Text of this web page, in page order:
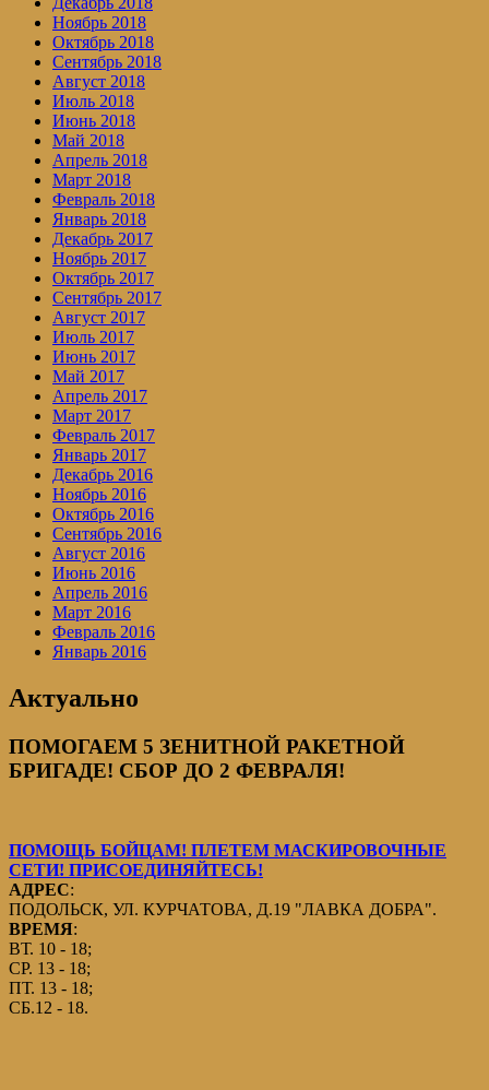
Ноябрь 2018
Октябрь 2018
Сентябрь 2018
Август 2018
Июль 2018
Июнь 2018
Май 2018
Апрель 2018
Март 2018
Февраль 2018
Январь 2018
Декабрь 2017
Ноябрь 2017
Октябрь 2017
Сентябрь 2017
Август 2017
Июль 2017
Июнь 2017
Май 2017
Апрель 2017
Март 2017
Февраль 2017
Январь 2017
Декабрь 2016
Ноябрь 2016
Октябрь 2016
Сентябрь 2016
Август 2016
Июнь 2016
Апрель 2016
Март 2016
Февраль 2016
Январь 2016
Актуально
ПОМОГАЕМ 5 ЗЕНИТНОЙ РАКЕТНОЙ
БРИГАДЕ! СБОР ДО 2 ФЕВРАЛЯ!
ПОМОЩЬ БОЙЦАМ! ПЛЕТЕМ МАСКИРОВОЧНЫЕ
СЕТИ! ПРИСОЕДИНЯЙТЕСЬ!
АДРЕС:
ПОДОЛЬСК, УЛ. КУРЧАТОВА, Д.19 "ЛАВКА ДОБРА".
ВРЕМЯ:
ВТ. 10 - 18;
СР. 13 - 18;
ПТ. 13 - 18;
СБ.12 - 18.